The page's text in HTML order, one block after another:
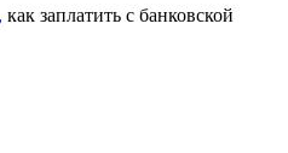
как заплатить с банковской